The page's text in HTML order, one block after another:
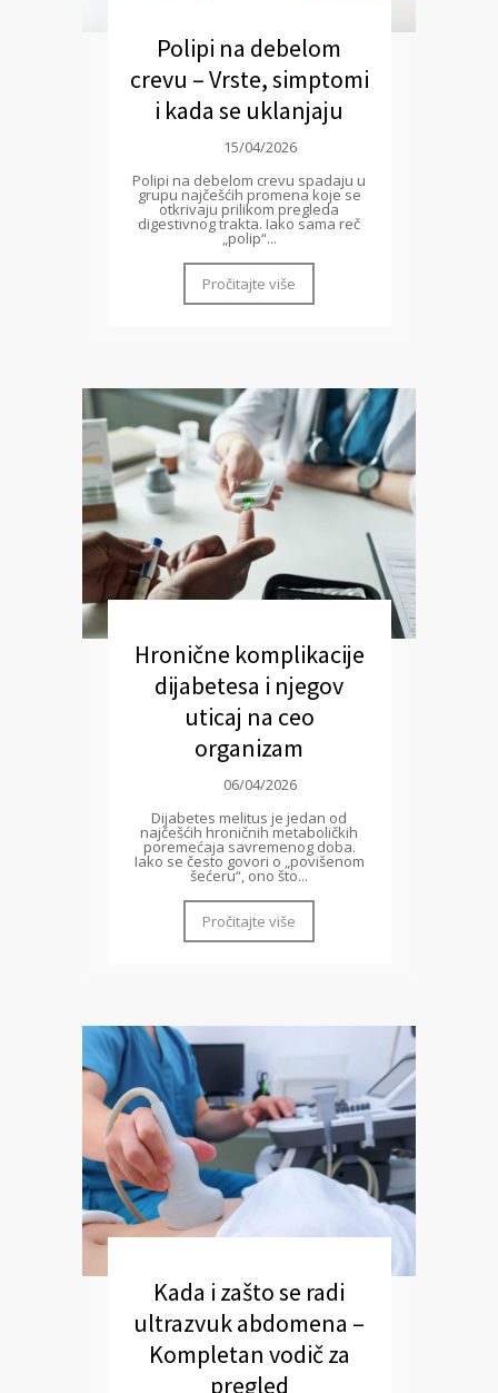
Polipi na debelom
crevu – Vrste, simptomi
i kada se uklanjaju
15/04/2026
Polipi na debelom crevu spadaju u
grupu najčešćih promena koje se
otkrivaju prilikom pregleda
digestivnog trakta. Iako sama reč
„polip“...
Pročitajte više
Hronične komplikacije
dijabetesa i njegov
uticaj na ceo
organizam
06/04/2026
Dijabetes melitus je jedan od
najčešćih hroničnih metaboličkih
poremećaja savremenog doba.
Iako se često govori o „povišenom
šećeru“, ono što...
Pročitajte više
Kada i zašto se radi
ultrazvuk abdomena –
Kompletan vodič za
pregled